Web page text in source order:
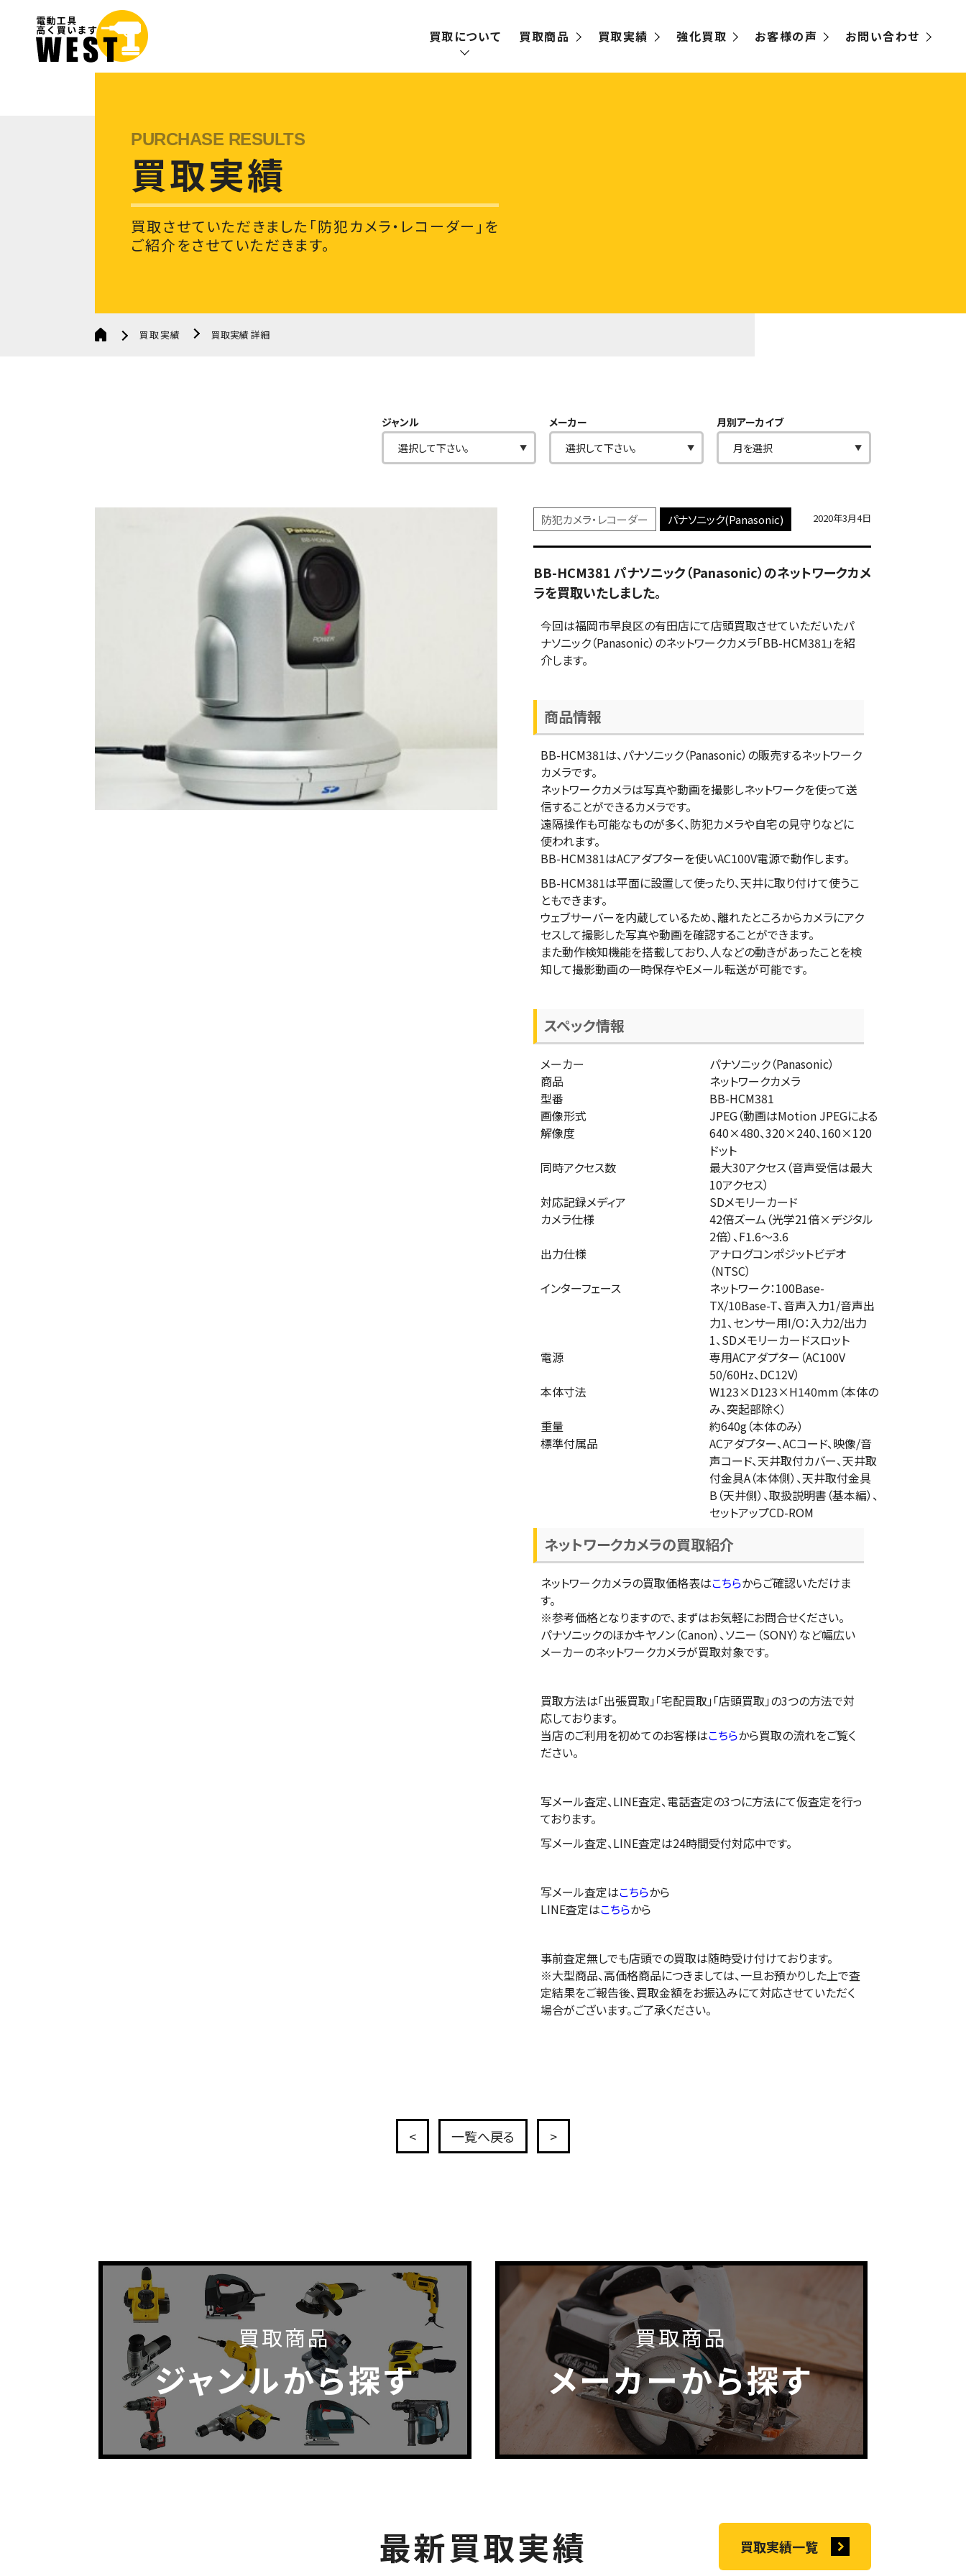
買取について 買取商品 買取実績 強化買取 お客様の声 お問い合わせ
買取実績
買取させていただきました「防犯カメラ・レコーダー」を
ご紹介をさせていただきます。
買取実績 買取実績 詳細
ジャンル メーカー 月別アーカイブ
防犯カメラ・レコーダー パナソニック(Panasonic) 2020年3月4日
BB-HCM381 パナソニック（Panasonic）のネットワークカメ
ラを買取いたしました。
今回は福岡市早良区の有田店にて店頭買取させていただいたパ
ナソニック（Panasonic）のネットワークカメラ「BB-HCM381」を紹
介します。
商品情報
BB-HCM381は、パナソニック（Panasonic）の販売するネットワーク
カメラです。
ネットワークカメラは写真や動画を撮影しネットワークを使って送
信することができるカメラです。
遠隔操作も可能なものが多く、防犯カメラや自宅の見守りなどに
使われます。
BB-HCM381はACアダプターを使いAC100V電源で動作します。
BB-HCM381は平面に設置して使ったり、天井に取り付けて使うこ
ともできます。
ウェブサーバーを内蔵しているため、離れたところからカメラにアク
セスして撮影した写真や動画を確認することができます。
また動作検知機能を搭載しており、人などの動きがあったことを検
知して撮影動画の一時保存やEメール転送が可能です。
スペック情報
メーカー
パナソニック（Panasonic）
商品
ネットワークカメラ
型番
BB-HCM381
画像形式
JPEG（動画はMotion JPEGによる
解像度
640×480、320×240、160×120
ドット
同時アクセス数
最大30アクセス（音声受信は最大
10アクセス）
対応記録メディア
SDメモリーカード
カメラ仕様
42倍ズーム（光学21倍×デジタル
2倍）、F1.6～3.6
出力仕様
アナログコンポジットビデオ
（NTSC）
インターフェース
ネットワーク：100Base-
TX/10Base-T、音声入力1/音声出
力1、センサー用I/O：入力2/出力
1、SDメモリーカードスロット
電源
専用ACアダプター（AC100V
50/60Hz、DC12V）
本体寸法
W123×D123×H140mm（本体の
み、突起部除く）
重量
約640g（本体のみ）
標準付属品
ACアダプター、ACコード、映像/音
声コード、天井取付カバー、天井取
付金具A（本体側）、天井取付金具
B（天井側）、取扱説明書（基本編）、
セットアップCD-ROM
ネットワークカメラの買取紹介
ネットワークカメラの買取価格表はこちらからご確認いただけま
す。
※参考価格となりますので、まずはお気軽にお問合せください。
パナソニックのほかキヤノン（Canon）、ソニー（SONY）など幅広い
メーカーのネットワークカメラが買取対象です。
買取方法は「出張買取」「宅配買取」「店頭買取」の3つの方法で対
応しております。
当店のご利用を初めてのお客様はこちらから買取の流れをご覧く
ださい。
写メール査定、LINE査定、電話査定の3つに方法にて仮査定を行っ
ております。
写メール査定、LINE査定は24時間受付対応中です。
写メール査定はこちらから
LINE査定はこちらから
事前査定無しでも店頭での買取は随時受け付けております。
※大型商品、高価格商品につきましては、一旦お預かりした上で査
定結果をご報告後、買取金額をお振込みにて対応させていただく
場合がございます。ご了承ください。
< 一覧へ戻る >
買取商品
ジャンルから探す
買取商品
メーカーから探す
最新買取実績 買取実績一覧